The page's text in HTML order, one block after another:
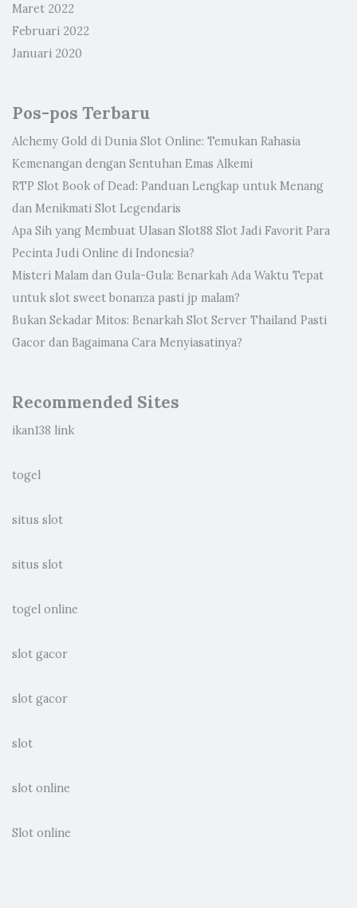
Maret 2022
Februari 2022
Januari 2020
Pos-pos Terbaru
Alchemy Gold di Dunia Slot Online: Temukan Rahasia
Kemenangan dengan Sentuhan Emas Alkemi
RTP Slot Book of Dead: Panduan Lengkap untuk Menang
dan Menikmati Slot Legendaris
Apa Sih yang Membuat Ulasan Slot88 Slot Jadi Favorit Para
Pecinta Judi Online di Indonesia?
Misteri Malam dan Gula-Gula: Benarkah Ada Waktu Tepat
untuk slot sweet bonanza pasti jp malam?
Bukan Sekadar Mitos: Benarkah Slot Server Thailand Pasti
Gacor dan Bagaimana Cara Menyiasatinya?
Recommended Sites
ikan138 link
togel
situs slot
situs slot
togel online
slot gacor
slot gacor
slot
slot online
Slot online